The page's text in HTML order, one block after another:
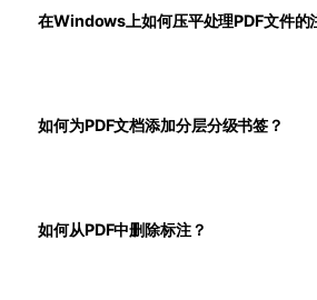
在Windows上如何压平处理PDF文件的
如何为PDF文档添加分层分级书签？
如何从PDF中删除标注？